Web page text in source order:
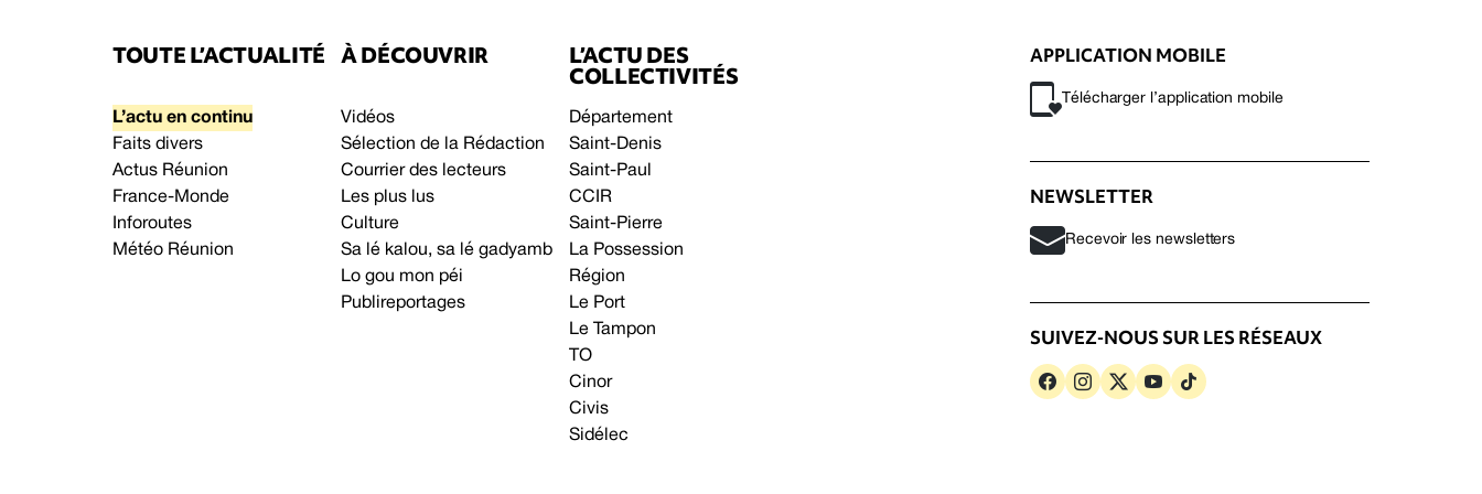
TOUTE L’ACTUALITÉ
L’actu en continu
Faits divers
Actus Réunion
France-Monde
Inforoutes
Météo Réunion
À DÉCOUVRIR
Vidéos
Sélection de la Rédaction
Courrier des lecteurs
Les plus lus
Culture
Sa lé kalou, sa lé gadyamb
Lo gou mon péi
Publireportages
L’ACTU DES
COLLECTIVITÉS
Département
Saint-Denis
Saint-Paul
CCIR
Saint-Pierre
La Possession
Région
Le Port
Le Tampon
TO
Cinor
Civis
Sidélec
APPLICATION MOBILE
Télécharger l’application mobile
NEWSLETTER
Recevoir les newsletters
SUIVEZ-NOUS SUR LES RÉSEAUX